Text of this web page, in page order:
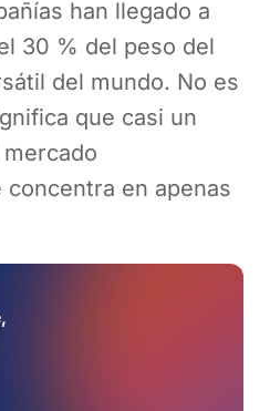
han llegado a
30 % del peso del
del mundo. No es
que casi un
en apenas